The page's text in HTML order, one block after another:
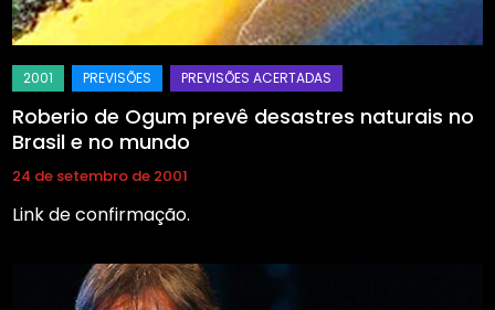
Roberio de Ogum prevê desastres naturais no
Brasil e no mundo
24 de setembro de 2001
Link de confirmação.